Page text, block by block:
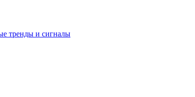
тренды и сигналы